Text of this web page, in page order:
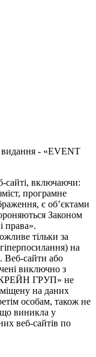
- «EVENT
сайті, включаючи:
програмне
є об’єктами
Законом
права».
тільки за
на
Веб-сайти або
виключно з
ГРУП» не
на даних
особам, також не
що виникла у
веб-сайтів по